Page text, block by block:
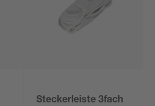
Steckerleiste 3fach